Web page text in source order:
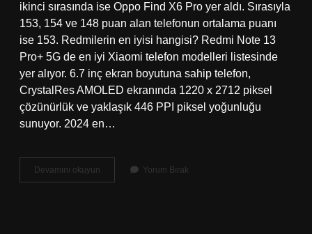
ikinci sırasında ise Oppo Find X6 Pro yer aldı. Sırasıyla
153, 154 ve 148 puan alan telefonun ortalama puanı
ise 153. Redmilerin en iyisi hangisi? Redmi Note 13
Pro+ 5G de en iyi Xiaomi telefon modelleri listesinde
yer alıyor. 6.7 inç ekran boyutuna sahip telefon,
CrystalRes AMOLED ekranında 1220 x 2712 piksel
çözünürlük ve yaklaşık 446 PPI piksel yoğunluğu
sunuyor. 2024 en…
Devamını okuyun
En
Yorum Bırak